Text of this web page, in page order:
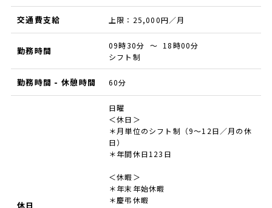
交通費支給 上限：25,000円／月
勤務時間
09時30分 ～ 18時00分
シフト制
勤務時間 - 休憩時間 60分
休日
日曜
＜休日＞
＊月単位のシフト制（9～12日／月の休
日）
＊年間休日123日
＜休暇＞
＊年末年始休暇
＊慶弔休暇